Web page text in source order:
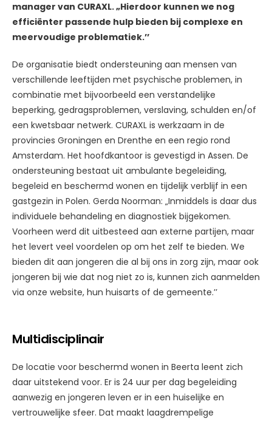
manager van CURAXL. „Hierdoor kunnen we nog
efficiënter passende hulp bieden bij complexe en
meervoudige problematiek.’’
De organisatie biedt ondersteuning aan mensen van
verschillende leeftijden met psychische problemen, in
combinatie met bijvoorbeeld een verstandelijke
beperking, gedragsproblemen, verslaving, schulden en/of
een kwetsbaar netwerk. CURAXL is werkzaam in de
provincies Groningen en Drenthe en een regio rond
Amsterdam. Het hoofdkantoor is gevestigd in Assen. De
ondersteuning bestaat uit ambulante begeleiding,
begeleid en beschermd wonen en tijdelijk verblijf in een
gastgezin in Polen. Gerda Noorman: „Inmiddels is daar dus
individuele behandeling en diagnostiek bijgekomen.
Voorheen werd dit uitbesteed aan externe partijen, maar
het levert veel voordelen op om het zelf te bieden. We
bieden dit aan jongeren die al bij ons in zorg zijn, maar ook
jongeren bij wie dat nog niet zo is, kunnen zich aanmelden
via onze website, hun huisarts of de gemeente.’’
Multidisciplinair
De locatie voor beschermd wonen in Beerta leent zich
daar uitstekend voor. Er is 24 uur per dag begeleiding
aanwezig en jongeren leven er in een huiselijke en
vertrouwelijke sfeer. Dat maakt laagdrempelige